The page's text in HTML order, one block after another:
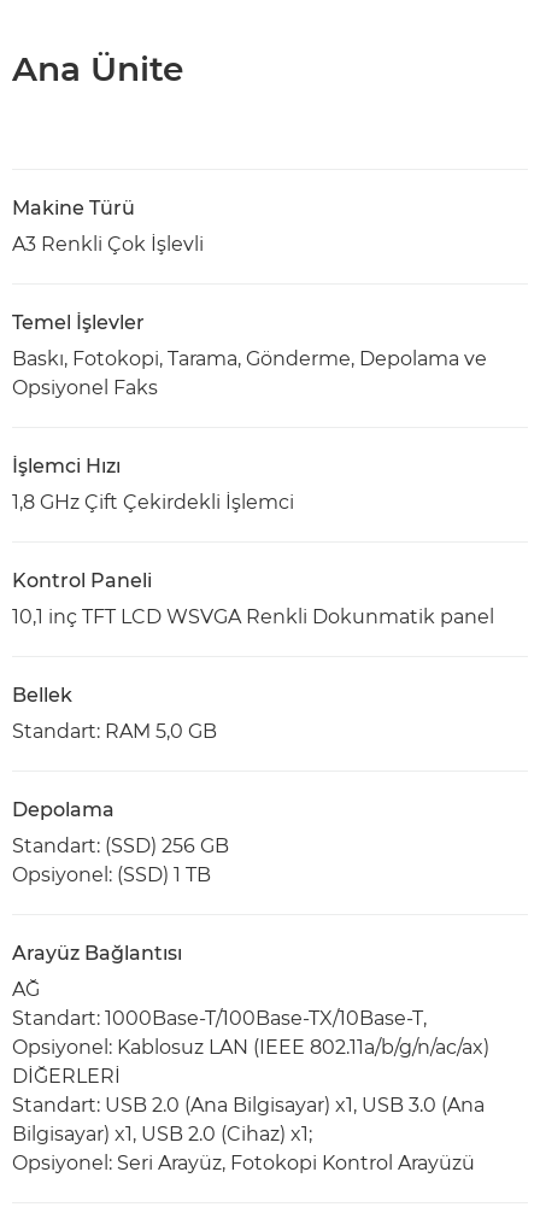
Ana Ünite
Makine Türü
A3 Renkli Çok İşlevli
Temel İşlevler
Baskı, Fotokopi, Tarama, Gönderme, Depolama ve
Opsiyonel Faks
İşlemci Hızı
1,8 GHz Çift Çekirdekli İşlemci
Kontrol Paneli
10,1 inç TFT LCD WSVGA Renkli Dokunmatik panel
Bellek
Standart: RAM 5,0 GB
Depolama
Standart: (SSD) 256 GB
Opsiyonel: (SSD) 1 TB
Arayüz Bağlantısı
AĞ
Standart: 1000Base-T/100Base-TX/10Base-T,
Opsiyonel: Kablosuz LAN (IEEE 802.11a/b/g/n/ac/ax)
DİĞERLERİ
Standart: USB 2.0 (Ana Bilgisayar) x1, USB 3.0 (Ana
Bilgisayar) x1, USB 2.0 (Cihaz) x1;
Opsiyonel: Seri Arayüz, Fotokopi Kontrol Arayüzü